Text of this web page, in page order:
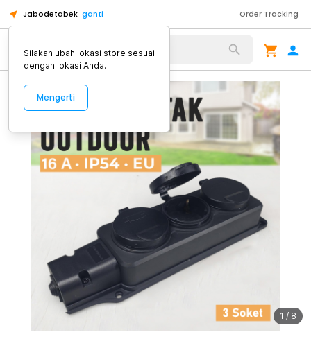
Jabodetabek ganti Order Tracking
Alat Kopi
1 / 8
Silakan ubah lokasi store sesuai
dengan lokasi Anda.
Mengerti